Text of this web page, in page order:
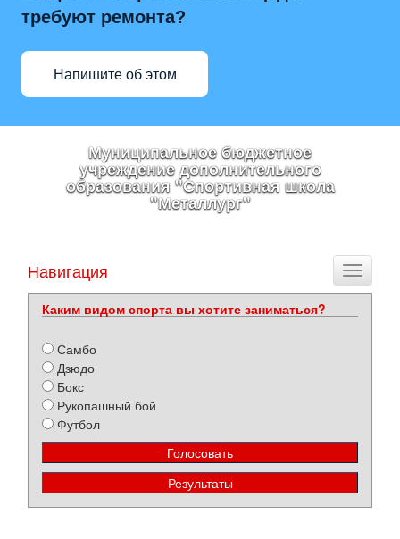
требуют ремонта?
Напишите об этом
Муниципальное бюджетное
учреждение дополнительного
образования "Спортивная школа
"Металлург"
Toggle
Навигация
Каким видом спорта вы хотите заниматься?
Самбо
Дзюдо
Бокс
Рукопашный бой
Футбол